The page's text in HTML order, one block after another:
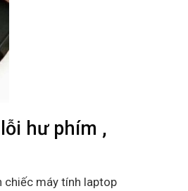
hư phím ,
chiếc máy tính laptop